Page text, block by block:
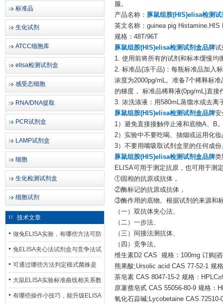
标准品
生化试剂
ATCC细胞库
elisa检测试剂盒
感受态细胞
RNA/DNA提取
PCR试剂盒
LAMP试剂盒
细胞
生化检测试剂盒
细胞试剂
技术文章
做兔ELISA实验，有哪些方法可防
止平台效应发生？
兔ELISA夹心法试剂盒与竞争法试
剂盒，适用检测场景存在哪些差
异？
可通过哪些方法判定模式菌株是
否存在杂菌污染？
大鼠ELISA实验标准曲线相关系数
偏低，可从哪些维度开展问题排
有哪些操作小技巧，能升级ELISA
服。
产品名称： 豚鼠组胺(HIS)elisa检测试
英文名称：guinea pig Histamine,HIS
规格：48T/96T
豚鼠组胺(HIS)elisa检测试剂盒品牌试
1. 使用前将所有的试剂和标本缓慢均
2. 标准品(冻干品)：每瓶标准品加入
浓度为2000pg/mL。准备7个稀释标
的梯度， 标准品稀释液(0pg/mL)直
3. 浓洗涤液：用580mL蒸馏水或去离
豚鼠组胺(HIS)elisa检测试剂盒品牌安
1）避免直接接触停止液和底物A、B
2）实验中不要吃喝、抽烟或运用化妆
3）不要用嘴吸取试剂盒里的任何成份
豚鼠组胺(HIS)elisa检测试剂盒品牌类
ELISA可用于测定抗原，也可用于测
①固相的抗原或抗体，
②酶标记的抗原或抗体，
③酶作用的底物。根据试剂的来源和
（一）双抗体夹心法、
（二）一步法、
（三）间接法测抗体、
（四）竞争法。
维生素D2 CAS 规格：100mg 订购|
熊果酸;Ursolic acid CAS 77-52-1 规
茶皂素 CAS 8047-15-2 规格：
原薯蓣皂甙 CAS 55056-80-9 规格：
氧化石蒜碱;Lycobetaine CAS